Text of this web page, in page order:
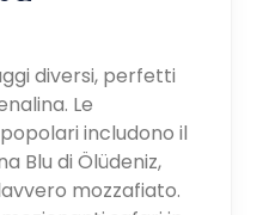
diversi, perfetti
Le
includono il
Blu di Ölüdeniz,
mozzafiato.